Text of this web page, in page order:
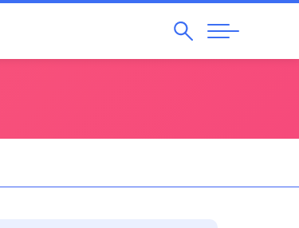
Pesquisar
Abrir
Navegação